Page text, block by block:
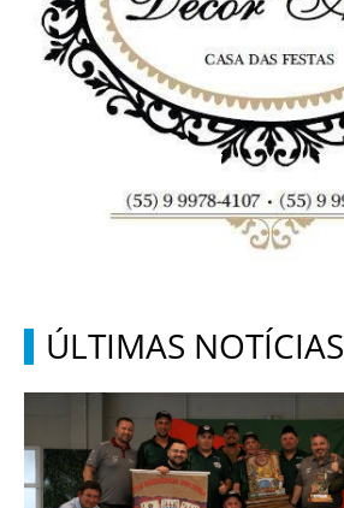
ÚLTIMAS NOTÍCIAS